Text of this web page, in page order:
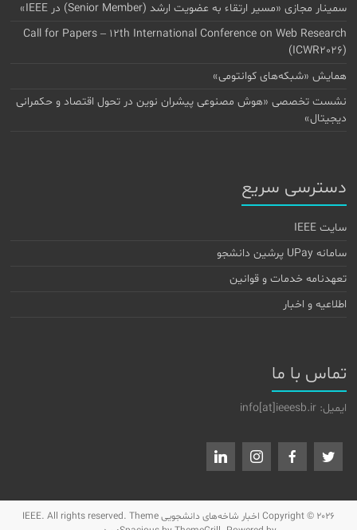
سمینار مجازی «مسیر ارتقاء به عضویت ارشد (Senior Member) در IEEE»
Call for Papers – 12th International Conference on Web Research
(ICWR2026)
همایش «شبکه‌های کوانتومی»
نشست تخصصی «هوش مصنوعی پیشران نوین در تحول اقتصاد و حکمرانی
دیجیتال»
دسترسی سریع
سایت IEEE
سامانه UPay پرشین دانشجو
تعهدنامه خدمات و قوانین
اطلاعیه و اخبار
تماس با ما
ایمیل: info[at]ieeesb.ir
Copyright © 2026 اخبار شاخه‌های دانشجویی IEEE. All rights reserved. Theme